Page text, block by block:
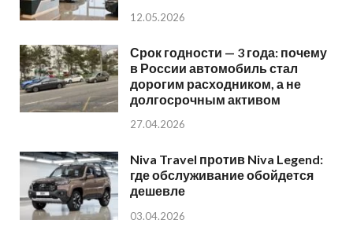
12.05.2026
Срок годности — 3 года: почему
в России автомобиль стал
дорогим расходником, а не
долгосрочным активом
27.04.2026
Niva Travel против Niva Legend:
где обслуживание обойдется
дешевле
03.04.2026